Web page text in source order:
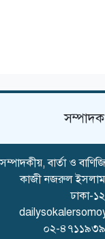
সম্পাদকীয়, বার্তা ও
কাজী নজরুল ইসলাম
ঢাকা-
০২-